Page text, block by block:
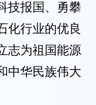
技报国、勇攀
化行业的优良
志为祖国能源
中华民族伟大